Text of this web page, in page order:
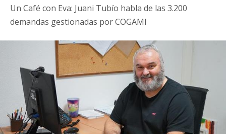
Un Café con Eva: Juani Tubío habla de las 3.200
demandas gestionadas por COGAMI